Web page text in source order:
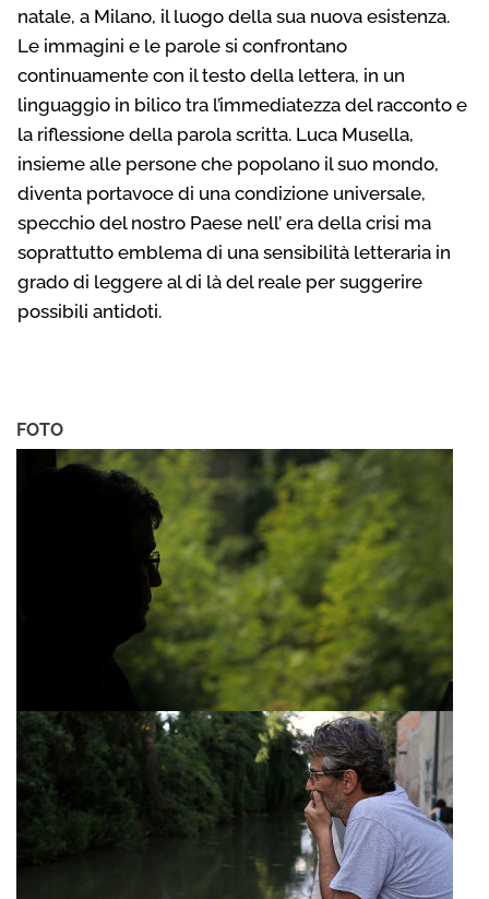
natale, a Milano, il luogo della sua nuova esistenza.
Le immagini e le parole si confrontano
continuamente con il testo della lettera, in un
linguaggio in bilico tra l’immediatezza del racconto e
la riflessione della parola scritta. Luca Musella,
insieme alle persone che popolano il suo mondo,
diventa portavoce di una condizione universale,
specchio del nostro Paese nell’ era della crisi ma
soprattutto emblema di una sensibilità letteraria in
grado di leggere al di là del reale per suggerire
possibili antidoti.
FOTO